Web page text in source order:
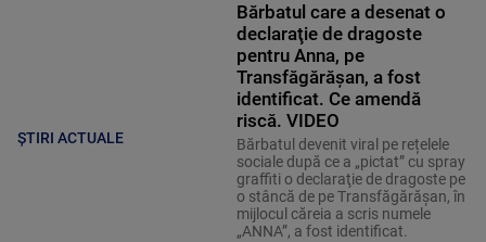
ȘTIRI ACTUALE
Bărbatul care a desenat o
declaraţie de dragoste
pentru Anna, pe
Transfăgărăşan, a fost
identificat. Ce amendă
riscă. VIDEO
Bărbatul devenit viral pe rețelele
sociale după ce a „pictat” cu spray
graffiti o declaraţie de dragoste pe
o stâncă de pe Transfăgărăşan, în
mijlocul căreia a scris numele
„ANNA”, a fost identificat.